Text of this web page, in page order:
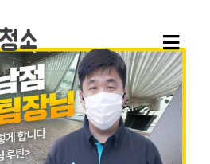
회사소개
무실청소